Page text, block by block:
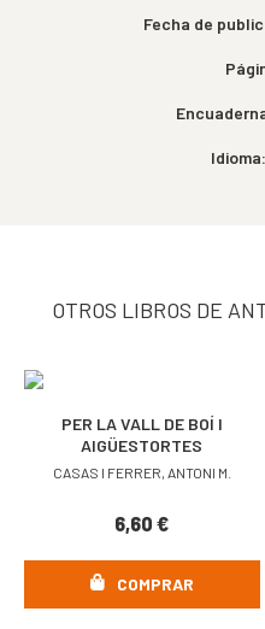
Fecha de
Idioma:
OTROS LIBROS DE
PER LA VALL DE BOÍ I
AIGÜESTORTES
CASAS I FERRER, ANTONI M.
6,60€
COMPRAR